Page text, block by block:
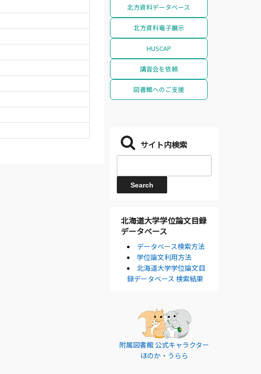
北方資料データベース
北方資料電子展示
HUSCAP
講習会を依頼
図書館へのご支援
サイト内検索
北海道大学学位論文目録
データベース
データベース検索方法
学位論文利用方法
北海道大学学位論文目
録データベース 検索結果
附属図書館 公式キャラクター
ほのか・うらら